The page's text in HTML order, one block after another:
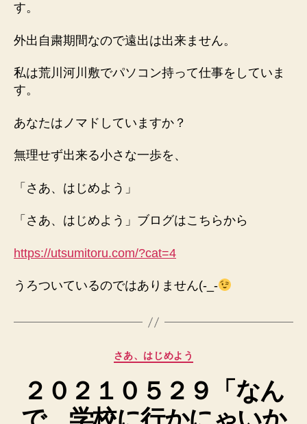
す。
外出自粛期間なので遠出は出来ません。
私は荒川河川敷でパソコン持って仕事をしていま
す。
あなたはノマドしていますか？
無理せず出来る小さな一歩を、
「さあ、はじめよう」
「さあ、はじめよう」ブログはこちらから
https://utsumitoru.com/?cat=4
うろついているのではありません(-_-
カ
ゴ
リ
ー
さあ、はじめよう
２０２１０５２９「なん